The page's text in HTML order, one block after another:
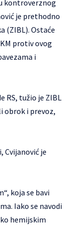
kontroverznog
je prethodno
(ZIBL). Ostaće
protiv ovog
i
RS, tužio je ZIBL
obrok i prevoz,
Cvijanović je
koja se bavi
Iako se navodi
hemijskim